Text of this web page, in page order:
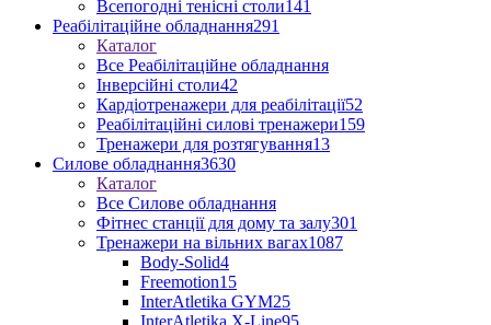
Всепогодні тенісні столи141
Реабілітаційне обладнання291
Каталог
Все Реабілітаційне обладнання
Інверсійні столи42
Кардіотренажери для реабілітації52
Реабілітаційні силові тренажери159
Тренажери для розтягування13
Силове обладнання3630
Каталог
Все Силове обладнання
Фітнес станції для дому та залу301
Тренажери на вільних вагах1087
Body-Solid4
Freemotion15
InterAtletika GYM25
InterAtletika X-Line95